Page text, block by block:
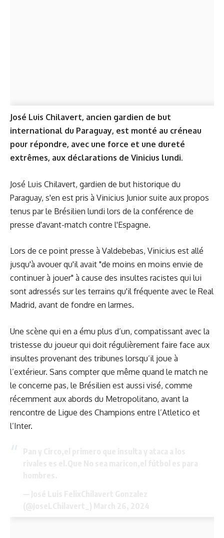
José Luis Chilavert, ancien gardien de but
international du Paraguay, est monté au créneau
pour répondre, avec une force et une dureté
extrêmes, aux déclarations de Vinicius lundi.
José Luis Chilavert, gardien de but historique du
Paraguay, s'en est pris à Vinicius Junior suite aux propos
tenus par le Brésilien lundi lors de la conférence de
presse d'avant-match contre l'Espagne.
Lors de ce point presse à Valdebebas, Vinicius est allé
jusqu'à avouer qu'il avait "de moins en moins envie de
continuer à jouer" à cause des insultes racistes qui lui
sont adressés sur les terrains qu'il fréquente avec le Real
Madrid, avant de fondre en larmes.
Une scène qui en a ému plus d’un, compatissant avec la
tristesse du joueur qui doit régulièrement faire face aux
insultes provenant des tribunes lorsqu’il joue à
l’extérieur. Sans compter que même quand le match ne
le concerne pas, le Brésilien est aussi visé, comme
récemment aux abords du Metropolitano, avant la
rencontre de Ligue des Champions entre l’Atletico et
l’Inter.